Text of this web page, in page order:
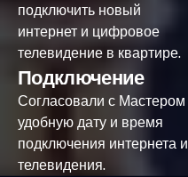
подключить новый
интернет и цифровое
телевидение в квартире.
Подключение
Согласовали с Мастером
удобную дату и время
подключения интернета и
телевидения.